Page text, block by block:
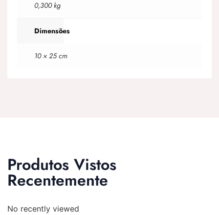
0,300 kg
Dimensões
10 × 25 cm
Produtos Vistos
Recentemente
No recently viewed